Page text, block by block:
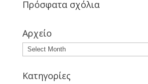
Πρόσφατα σχόλια
Αρχείο
Κατηγορίες